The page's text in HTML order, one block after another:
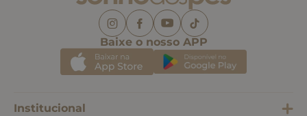
Baixe o nosso APP
Institucional